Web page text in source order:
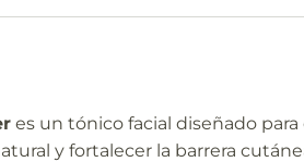
es un tónico facial diseñado
y fortalecer la barrera